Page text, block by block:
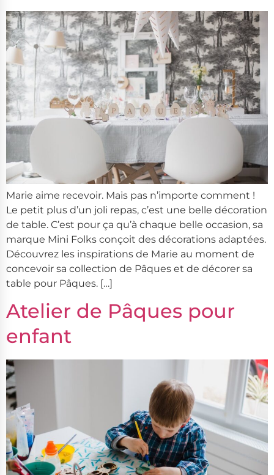
Marie aime recevoir. Mais pas n’importe comment !
Le petit plus d’un joli repas, c’est une belle décoration
de table. C’est pour ça qu’à chaque belle occasion, sa
marque Mini Folks conçoit des décorations adaptées.
Découvrez les inspirations de Marie au moment de
concevoir sa collection de Pâques et de décorer sa
table pour Pâques. […]
Atelier de Pâques pour
enfant